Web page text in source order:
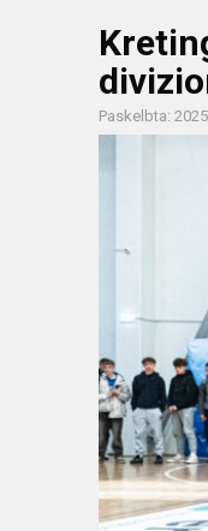
Paskelbta: